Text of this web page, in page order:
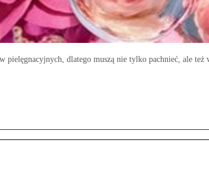
pielęgnacyjnych, dlatego muszą nie tylko pachnieć, ale też